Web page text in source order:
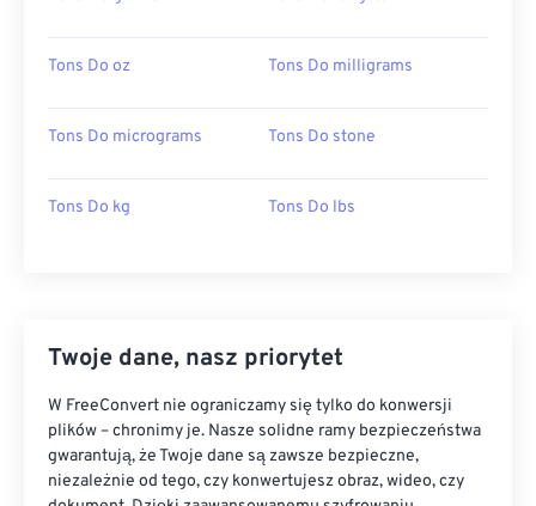
Tons Do oz Tons Do milligrams
Tons Do micrograms Tons Do stone
Tons Do kg Tons Do lbs
Twoje dane, nasz priorytet
W FreeConvert nie ograniczamy się tylko do konwersji
plików – chronimy je. Nasze solidne ramy bezpieczeństwa
gwarantują, że Twoje dane są zawsze bezpieczne,
niezależnie od tego, czy konwertujesz obraz, wideo, czy